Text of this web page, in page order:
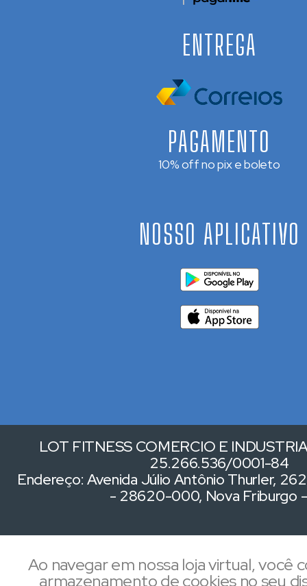
PAGAMENTO
10% off no pix e boleto
ENTREGA
NOSSO APLICATIVO
LOT FITNESS COMERCIO E
25.266.536/0001-84
Endereço: Avenida Júlio Antônio Thurler,
- 28620-000, Nova Friburgo
Ao navegar em nossa loja virtual, você
armazenamento de cookies no seu